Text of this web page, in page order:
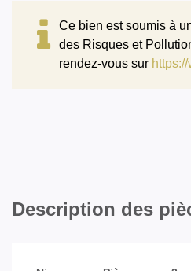
Ce bien est soumis à
des Risques et
rendez-vous sur
Description des